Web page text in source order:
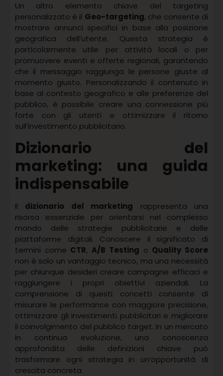
Un altro elemento chiave del targeting
personalizzato è il Geo-targeting, che consente di
mostrare annunci specifici in base alla posizione
geografica dell’utente. Questa strategia è
particolarmente utile per attività locali o per
promuovere eventi e offerte regionali, garantendo
che il messaggio raggiunga le persone giuste al
momento giusto. Personalizzando il contenuto in
base al contesto geografico e alle preferenze del
pubblico, è possibile creare una connessione più
forte con gli utenti e ottimizzare il ritorno
sull’investimento pubblicitario.
Dizionario del
marketing: una guida
indispensabile
Il dizionario del marketing rappresenta una
risorsa essenziale per orientarsi nel complesso
mondo delle strategie pubblicitarie e delle
piattaforme digitali. Conoscere il significato di
termini come CTR,A/B Testing o Quality Score
non è solo un vantaggio tecnico, ma una necessità
per chiunque desideri creare campagne efficaci e
raggiungere i propri obiettivi aziendali. La
comprensione di questi concetti consente di
misurare le performance con maggiore precisione,
ottimizzare gli investimenti pubblicitari e migliorare
il coinvolgimento del pubblico target. In un mercato
in continua evoluzione, una conoscenza
approfondita delle definizioni chiave può
trasformare ogni strategia in un’opportunità di
crescita concreta.